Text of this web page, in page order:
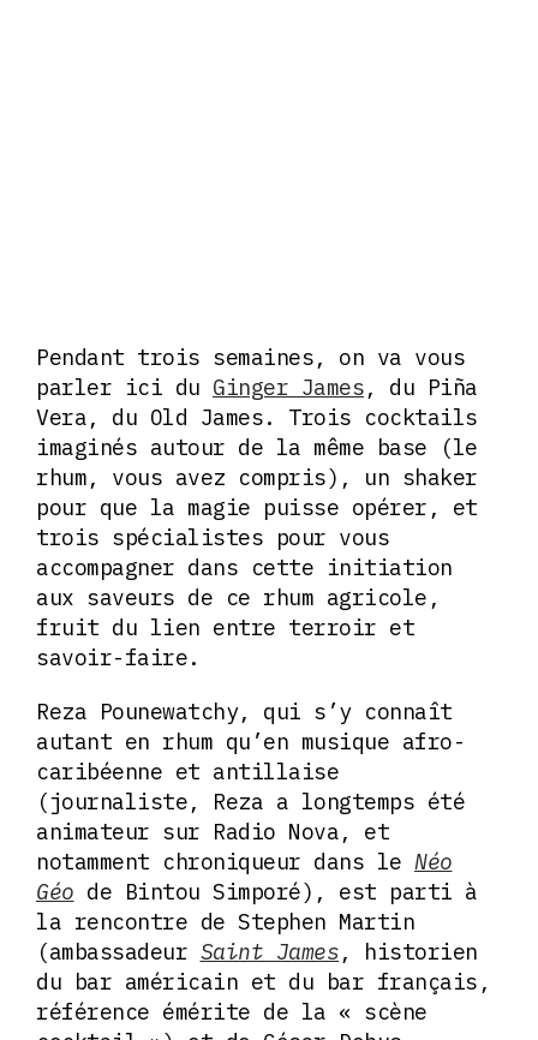
Pendant trois semaines, on va vous
parler ici du Ginger James, du Piña
Vera, du Old James. Trois cocktails
imaginés autour de la même base (le
rhum, vous avez compris), un shaker
pour que la magie puisse opérer, et
trois spécialistes pour vous
accompagner dans cette initiation
aux saveurs de ce rhum agricole,
fruit du lien entre terroir et
savoir-faire.
Reza Pounewatchy, qui s’y connaît
autant en rhum qu’en musique afro-
caribéenne et antillaise
(journaliste, Reza a longtemps été
animateur sur Radio Nova, et
notamment chroniqueur dans le Néo
Géo de Bintou Simporé), est parti à
la rencontre de Stephen Martin
(ambassadeur Saint James, historien
du bar américain et du bar français,
référence émérite de la « scène